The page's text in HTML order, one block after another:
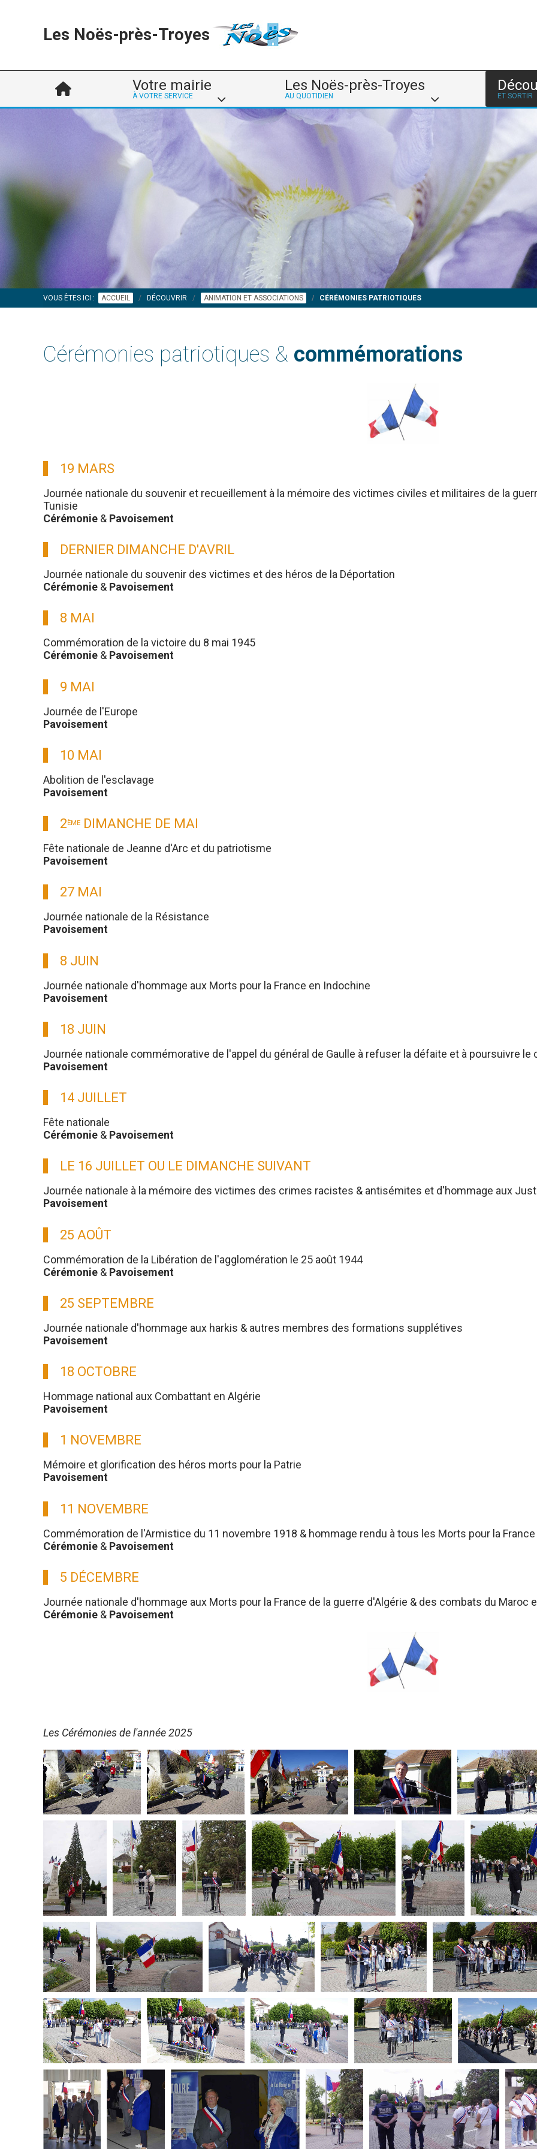
Les Noës-près-Troyes
Votre mairie
À VOTRE SERVICE
Les Noës-près-Troyes
AU QUOTIDIEN ET SORTIR
VOUS ÊTES ICI : ACCUEIL DÉCOUVRIR ANIMATION ET ASSOCIATIONS CÉRÉMONIES PATRIOTIQUES
Cérémonies patriotiques & commémorations
19 MARS
Journée nationale du souvenir et recueillement à la mémoire des victimes civiles et militaires de la
Tunisie
Cérémonie & Pavoisement
DERNIER DIMANCHE D'AVRIL
Journée nationale du souvenir des victimes et des héros de la Déportation
Cérémonie & Pavoisement
8 MAI
Commémoration de la victoire du 8 mai 1945
Cérémonie & Pavoisement
9 MAI
Journée de l'Europe
Pavoisement
10 MAI
Abolition de l'esclavage
Pavoisement
2ÈME DIMANCHE DE MAI
Fête nationale de Jeanne d'Arc et du patriotisme
Pavoisement
27 MAI
Journée nationale de la Résistance
Pavoisement
8 JUIN
Journée nationale d'hommage aux Morts pour la France en Indochine
Pavoisement
18 JUIN
Journée nationale commémorative de l'appel du général de Gaulle à refuser la défaite et à poursuivre
Pavoisement
14 JUILLET
Fête nationale
Cérémonie & Pavoisement
LE 16 JUILLET OU LE DIMANCHE SUIVANT
Journée nationale à la mémoire des victimes des crimes racistes & antisémites et d'hommage aux
Pavoisement
25 AOÛT
Commémoration de la Libération de l'agglomération le 25 août 1944
Cérémonie & Pavoisement
25 SEPTEMBRE
Journée nationale d'hommage aux harkis & autres membres des formations supplétives
Pavoisement
18 OCTOBRE
Hommage national aux Combattant en Algérie
Pavoisement
1 NOVEMBRE
Mémoire et glorification des héros morts pour la Patrie
Pavoisement
11 NOVEMBRE
Commémoration de l'Armistice du 11 novembre 1918 & hommage rendu à tous les Morts pour la France
Cérémonie & Pavoisement
5 DÉCEMBRE
Journée nationale d'hommage aux Morts pour la France de la guerre d'Algérie & des combats du Maroc
Cérémonie & Pavoisement
Les Cérémonies de l'année 2025